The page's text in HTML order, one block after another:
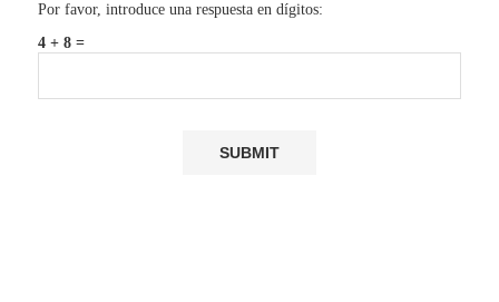
Por favor, introduce una respuesta en dígitos:
4 + 8 =